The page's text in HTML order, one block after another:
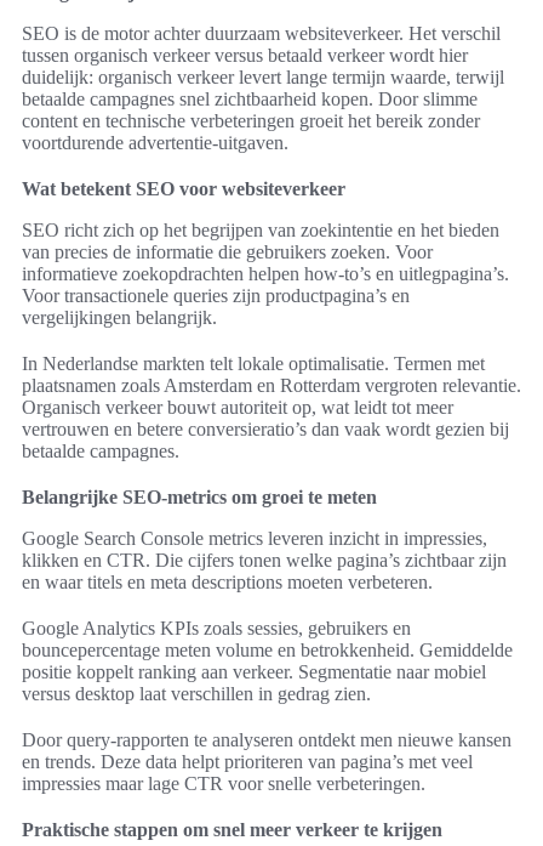
SEO is de motor achter duurzaam websiteverkeer. Het verschil
tussen organisch verkeer versus betaald verkeer wordt hier
duidelijk: organisch verkeer levert lange termijn waarde, terwijl
betaalde campagnes snel zichtbaarheid kopen. Door slimme
content en technische verbeteringen groeit het bereik zonder
voortdurende advertentie-uitgaven.
Wat betekent SEO voor websiteverkeer
SEO richt zich op het begrijpen van zoekintentie en het bieden
van precies de informatie die gebruikers zoeken. Voor
informatieve zoekopdrachten helpen how-to’s en uitlegpagina’s.
Voor transactionele queries zijn productpagina’s en
vergelijkingen belangrijk.
In Nederlandse markten telt lokale optimalisatie. Termen met
plaatsnamen zoals Amsterdam en Rotterdam vergroten relevantie.
Organisch verkeer bouwt autoriteit op, wat leidt tot meer
vertrouwen en betere conversieratio’s dan vaak wordt gezien bij
betaalde campagnes.
Belangrijke SEO-metrics om groei te meten
Google Search Console metrics leveren inzicht in impressies,
klikken en CTR. Die cijfers tonen welke pagina’s zichtbaar zijn
en waar titels en meta descriptions moeten verbeteren.
Google Analytics KPIs zoals sessies, gebruikers en
bouncepercentage meten volume en betrokkenheid. Gemiddelde
positie koppelt ranking aan verkeer. Segmentatie naar mobiel
versus desktop laat verschillen in gedrag zien.
Door query-rapporten te analyseren ontdekt men nieuwe kansen
en trends. Deze data helpt prioriteren van pagina’s met veel
impressies maar lage CTR voor snelle verbeteringen.
Praktische stappen om snel meer verkeer te krijgen